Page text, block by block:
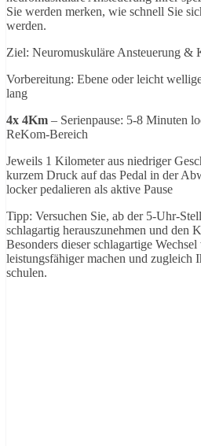
Sie werden merken, wie schnell Sie
werden.
Ziel: Neuromuskuläre Ansteuerung
Vorbereitung: Ebene oder leicht
lang
4x 4Km – Serienpause: 5-8 Minuten
ReKom-Bereich
Jeweils 1 Kilometer aus niedriger
kurzem Druck auf das Pedal in der
locker pedalieren als aktive Pause
Tipp: Versuchen Sie, ab der 5-Uhr-
schlagartig herauszunehmen und den
Besonders dieser schlagartige
leistungsfähiger machen und zugleich
schulen.